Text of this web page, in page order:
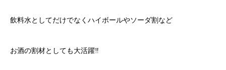
飲料水としてだけでなくハイボールやソーダ割など
お酒の割材としても大活躍‼︎